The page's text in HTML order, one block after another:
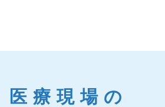
医療現場の